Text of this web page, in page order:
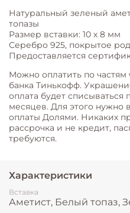
Натуральный зеленый
топазы
Размер вставки: 10 х 8 мм
Серебро 925, покрытое
Предоставляется
Можно оплатить по
банка Тинькофф.
оплата будет списываться
месяцев. Для этого нужно
оплаты Долями. Никаких
рассрочка и не кредит,
требуются.
Характеристики
Вставка
Аметист, Белый топаз,